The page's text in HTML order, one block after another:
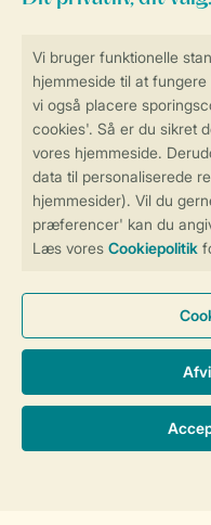
Få en
på
Sikker og hurtig
Sikker
Vilkår og betingelser
© 2026